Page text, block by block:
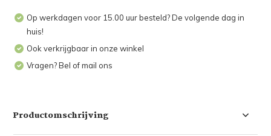
Op werkdagen voor 15.00 uur besteld? De volgende dag in
huis!
Ook verkrijgbaar in onze winkel
Vragen? Bel of mail ons
Productomschrijving